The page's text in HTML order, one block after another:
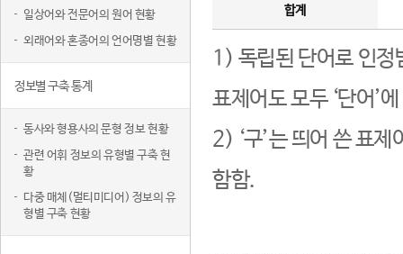
일상어와 전문어의 원어 현황
외래어와 혼종어의 언어명별 현황
정보별 구축 통계
동사와 형용사의 문형 정보 현황
관련 어휘 정보의 유형별 구축 현
황
다중 매체(멀티미디어) 정보의 유
형별 구축 현황
합계
1) 독립된 단어로 인정
표제어도 모두 ‘단어’
2) ‘구’는 띄어 쓴 표
함함.